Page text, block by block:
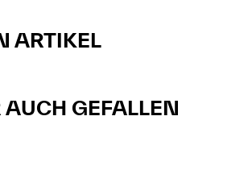
ARTIKEL
GEFALLEN​​